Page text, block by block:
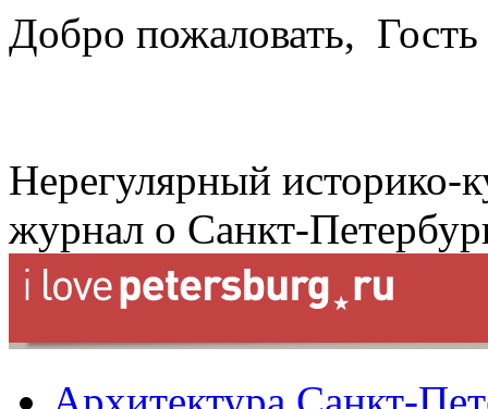
Добро пожаловать, Гость
Нерегулярный историко-
журнал о Санкт-